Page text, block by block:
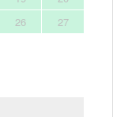
26
27